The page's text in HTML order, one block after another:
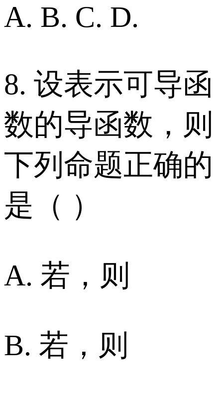
A. B. C. D.
8. 设表示可导函
数的导函数，则
下列命题正确的
是（ ）
A. 若，则
B. 若，则